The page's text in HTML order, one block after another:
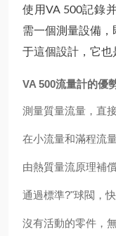
使用VA 500記錄
需一個測量設備
于這個設計，它也
VA 500流量計的優
測量質量流量，直
在小流量和滿程流
由熱質量流原理補
通過標準?"球閥，
沒有活動的零件，